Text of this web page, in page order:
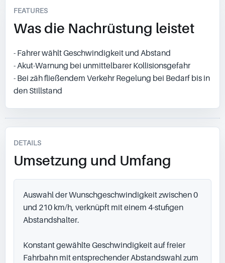
FEATURES
Was die Nachrüstung leistet
- Fahrer wählt Geschwindigkeit und Abstand
- Akut-Warnung bei unmittelbarer Kollisionsgefahr
- Bei zäh fließendem Verkehr Regelung bei Bedarf bis in
den Stillstand
DETAILS
Umsetzung und Umfang
Auswahl der Wunschgeschwindigkeit zwischen 0
und 210 km/h, verknüpft mit einem 4-stufigen
Abstandshalter.
Konstant gewählte Geschwindigkeit auf freier
Fahrbahn mit entsprechender Abstandswahl zum